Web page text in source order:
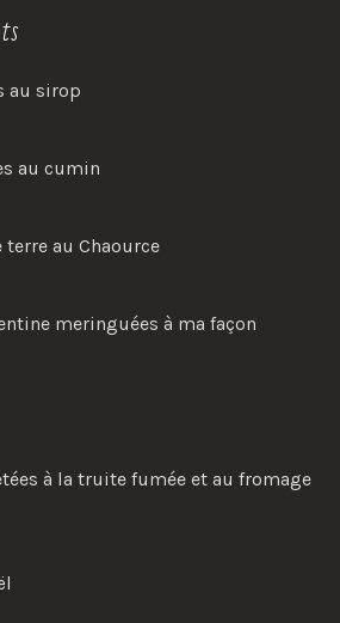
au sirop
au cumin
au Chaource
meringuées à ma façon
à la truite fumée et au fromage